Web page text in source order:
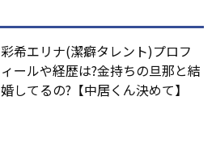
彩希エリナ(潔癖タレント)プロフ
ィールや経歴は?金持ちの旦那と結
婚してるの?【中居くん決めて】